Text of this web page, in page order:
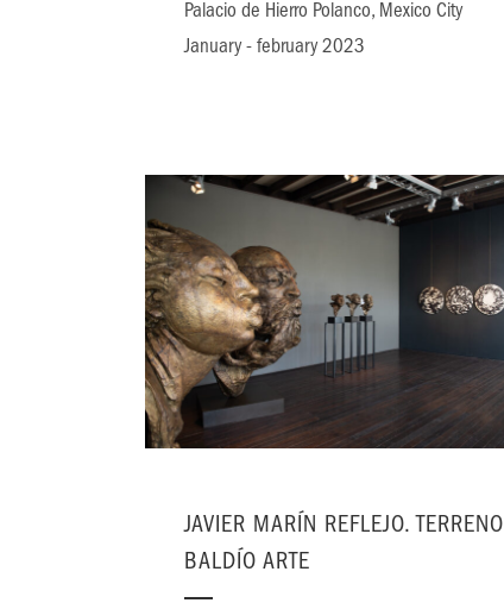
Palacio de Hierro Polanco, Mexico City
January - february 2023
JAVIER MARÍN REFLEJO. TERRENO
BALDÍO ARTE